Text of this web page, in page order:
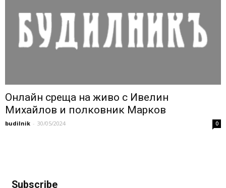
Онлайн среща на живо с Ивелин
Михайлов и полковник Марков
budilnik - 30/05/2024 0
Subscribe